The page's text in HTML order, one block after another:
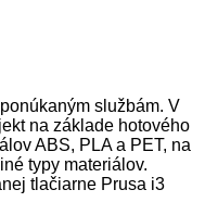
službám. V
na základe hotového
ABS, PLA a PET, na
typy materiálov.
tlačiarne Prusa i3